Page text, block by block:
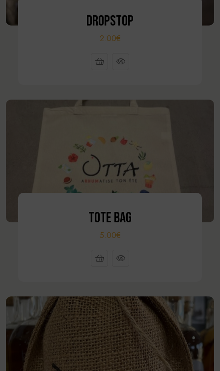
DROPSTOP
2.00€
TOTE BAG
5.00€